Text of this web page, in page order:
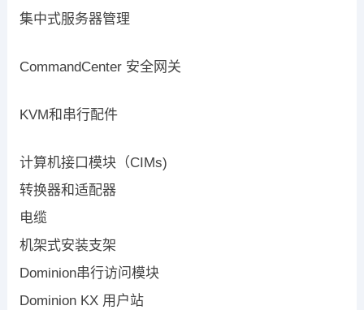
集中式服务器管理
CommandCenter 安全网关
KVM和串行配件
计算机接口模块（CIMs)
转换器和适配器
电缆
机架式安装支架
Dominion串行访问模块
Dominion KX 用户站